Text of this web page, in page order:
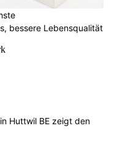
bessere Lebensqualität
Huttwil BE zeigt den